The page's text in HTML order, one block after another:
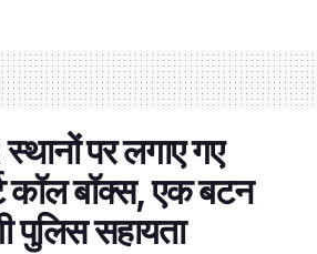
पर लगाए गए
कॉल बॉक्स, एक बटन
पुलिस सहायता